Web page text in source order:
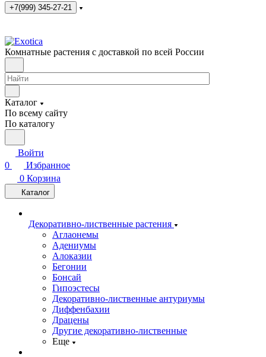
+7(999) 345-27-21
Комнатные растения с доставкой по всей России
Каталог
По всему сайту
По каталогу
Войти
0
Избранное
0 Корзина
Каталог
Декоративно-лиственные растения
Аглаонемы
Адениумы
Алоказии
Бегонии
Бонсай
Гипоэстесы
Декоративно-лиственные антуриумы
Диффенбахии
Драцены
Другие декоративно-лиственные
Еще